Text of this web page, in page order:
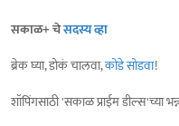
सकाळ+ चेसदस्य व्हा
ब्रेक घ्या, डोकं चालवा,कोडे सोडवा!
शॉपिंगसाठी 'सकाळ प्राईम डील्स'च्या